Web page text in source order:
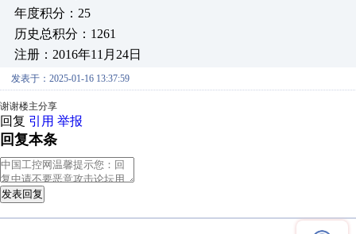
年度积分：25
历史总积分：1261
注册：2016年11月24日
发表于：2025-01-16 13:37:59
谢谢楼主分享
回复 引用 举报
回复本条
发表回复